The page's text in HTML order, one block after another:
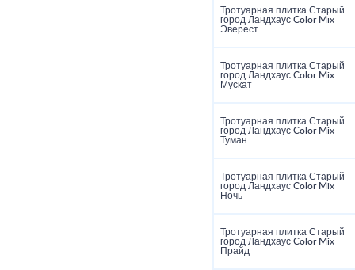
Тротуарная плитка Старый
город Ландхаус Color Mix
Эверест
Тротуарная плитка Старый
город Ландхаус Color Mix
Мускат
Тротуарная плитка Старый
город Ландхаус Color Mix
Туман
Тротуарная плитка Старый
город Ландхаус Color Mix
Ночь
Тротуарная плитка Старый
город Ландхаус Color Mix
Прайд